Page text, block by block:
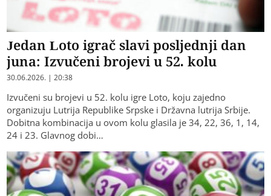
Jedan Loto igrač slavi posljednji dan
juna: Izvučeni brojevi u 52. kolu
30.06.2026. | 20:38
Izvučeni su brojevi u 52. kolu igre Loto, koju zajedno
organizuju Lutrija Republike Srpske i Državna lutrija Srbije.
Dobitna kombinacija u ovom kolu glasila je 34, 22, 36, 1, 14,
24 i 23. Glavnog dobi…